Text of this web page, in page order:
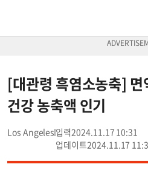
[대관령 흑염소농축]
건강 농축액 인기
Los Angeles
2024.11.17 10:31
2024.11.17